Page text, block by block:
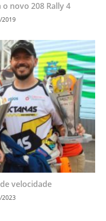
novo 208 Rally 4
2019
velocidade
2023